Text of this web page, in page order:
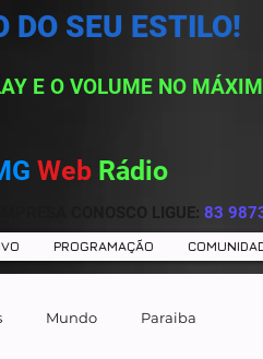
E O VOLUME NO
Web Rádio
CONOSCO LIGUE: 83
DO SEU ESTILO!
PROGRAMAÇÃO
Mundo Paraiba